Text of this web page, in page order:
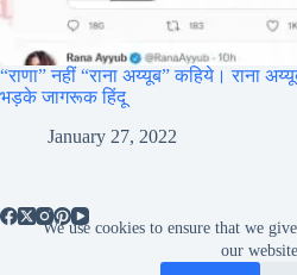
We use cookies to ensure that we
our
“राणा” नहीं “राना अय्यूब” कहिये। राना
भड़के जागरूक हिंदू
January 27, 2022